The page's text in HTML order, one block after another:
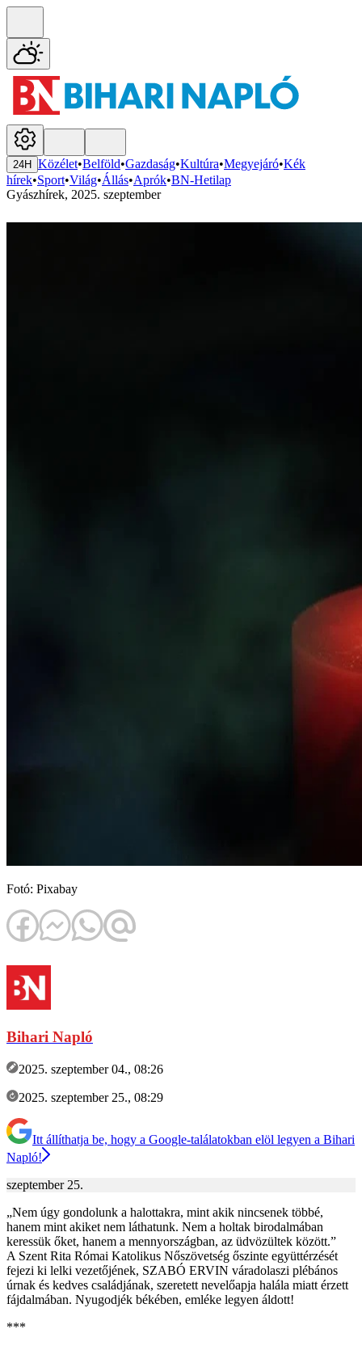
24H Közélet•Belföld•Gazdaság•Kultúra•Megyejáró•Kék
hírek•Sport•Világ•Állás•Aprók•BN-Hetilap
Gyászhírek, 2025. szeptember
Fotó: Pixabay
Bihari Napló
2025. szeptember 04., 08:26
2025. szeptember 25., 08:29
Itt állíthatja be, hogy a Google-találatokban elöl legyen a Bihari
Napló!
szeptember 25.
„Nem úgy gondolunk a halottakra, mint akik nincsenek többé,
hanem mint akiket nem láthatunk. Nem a holtak birodalmában
keressük őket, hanem a mennyországban, az üdvözültek között.”
A Szent Rita Római Katolikus Nőszövetség őszinte együttérzését
fejezi ki lelki vezetőjének, SZABÓ ERVIN váradolaszi plébános
úrnak és kedves családjának, szeretett nevelőapja halála miatt érzett
fájdalmában. Nyugodjék békében, emléke legyen áldott!
***